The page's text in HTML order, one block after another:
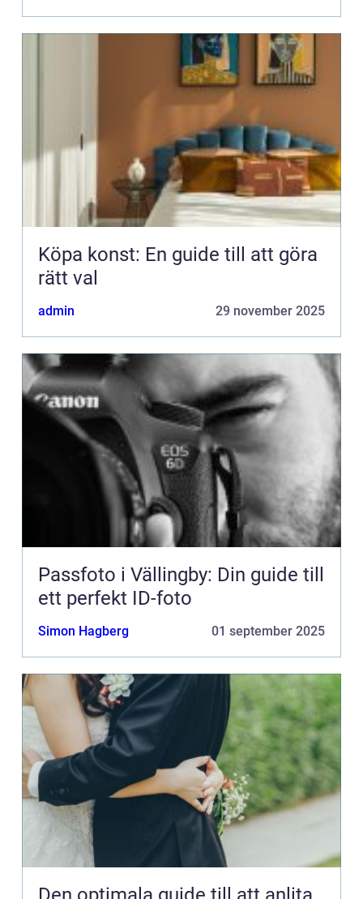
Köpa konst: En guide till att göra
rätt val
admin 29 november 2025
Passfoto i Vällingby: Din guide till
ett perfekt ID-foto
Simon Hagberg 01 september 2025